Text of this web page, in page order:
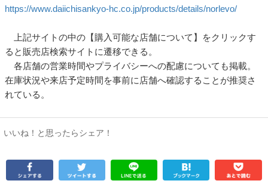
https://www.daiichisankyo-hc.co.jp/products/details/norlevo/
上記サイトの中の【購入可能な店舗について】をクリックす
ると販売店検索サイトに遷移できる。
各店舗の営業時間やプライバシーへの配慮についても掲載。
在庫状況や来店予定時間を事前に店舗へ確認することが推奨さ
れている。
いいね！と思ったらシェア！